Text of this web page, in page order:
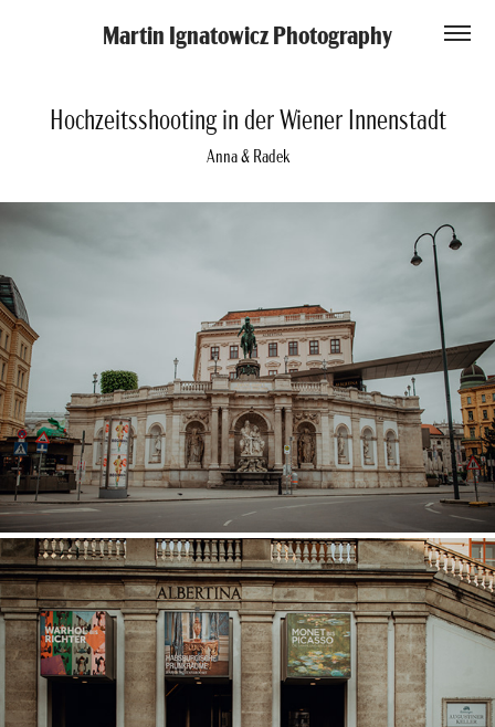
Martin Ignatowicz Photography
Hochzeitsshooting in der Wiener Innenstadt
Anna & Radek